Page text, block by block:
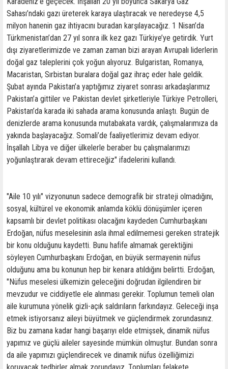
Sahası’ndaki gazı üreterek karaya ulaştıracak ve neredeyse 4,5
milyon hanenin gaz ihtiyacını buradan karşılayacağız. 1 Nisan’da
Türkmenistan’dan 27 yıl sonra ilk kez gazı Türkiye’ye getirdik. Yurt
dışı ziyaretlerimizde ve zaman zaman bizi arayan Avrupalı liderlerin
doğal gaz taleplerini çok yoğun alıyoruz. Bulgaristan, Romanya,
Macaristan, Sırbistan buralara doğal gaz ihraç eder hale geldik.
Şubat ayında Pakistan’a yaptığımız ziyaret sonrası arkadaşlarımız
Pakistan’a gittiler ve Pakistan devlet şirketleriyle Türkiye Petrolleri,
Pakistan’da karada iki sahada arama konusunda anlaştı. Bugün de
denizlerde arama konusunda mutabakata vardık, çalışmalarımıza da
yakında başlayacağız. Somali’de faaliyetlerimiz devam ediyor.
İnşallah Libya ve diğer ülkelerle beraber bu çalışmalarımızı
yoğunlaştırarak devam ettireceğiz" ifadelerini kullandı.
"Aile 10 yılı" vizyonunun sadece demografik bir strateji olmadığını,
sosyal, kültürel ve ekonomik anlamda köklü dönüşümler içeren
kapsamlı bir devlet politikası olacağını kaydeden Cumhurbaşkanı
Erdoğan, nüfus meselesinin asla ihmal edilmemesi gereken stratejik
bir konu olduğunu kaydetti. Bunu hafife almamak gerektiğini
söyleyen Cumhurbaşkanı Erdoğan, en büyük sermayenin nüfus
olduğunu ama bu konunun hep bir kenara atıldığını belirtti. Erdoğan,
"Nüfus meselesi ülkemizin geleceğini doğrudan ilgilendiren bir
mevzudur ve ciddiyetle ele alınması gerekir. Toplumun temeli olan
aile kurumuna yönelik gizli-açık saldırıların farkındayız. Geleceği inşa
etmek istiyorsanız aileyi büyütmek ve güçlendirmek zorundasınız.
Biz bu zamana kadar hangi başarıyı elde etmişsek, dinamik nüfus
yapımız ve güçlü aileler sayesinde mümkün olmuştur. Bundan sonra
da aile yapımızı güçlendirecek ve dinamik nüfus özelliğimizi